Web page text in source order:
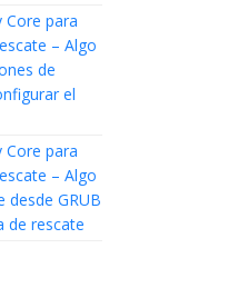
Core para
– Algo
de
el
Core para
– Algo
desde GRUB
de rescate